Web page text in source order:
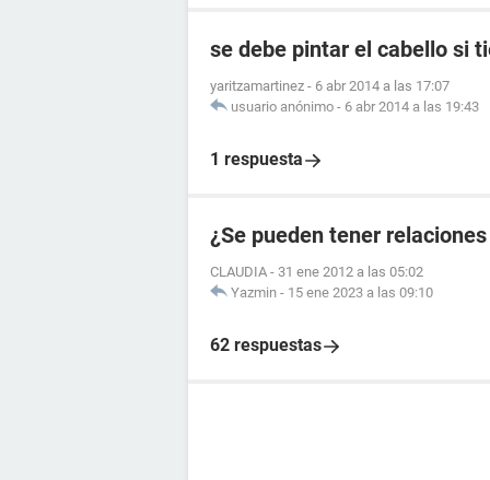
se debe pintar el cabello si
yaritzamartinez - 6 abr 2014 a las 17:07
usuario anónimo - 6 abr 2014 a las 19:43
1 respuesta
¿Se pueden tener
CLAUDIA - 31 ene 2012 a las 05:02
Yazmin - 15 ene 2023 a las 09:10
62 respuestas